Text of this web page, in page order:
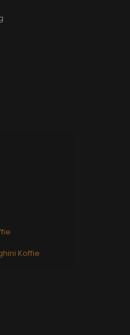
Koffie